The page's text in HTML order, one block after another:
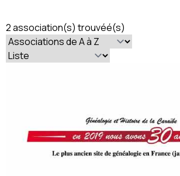
2 association(s) trouvéé(s)